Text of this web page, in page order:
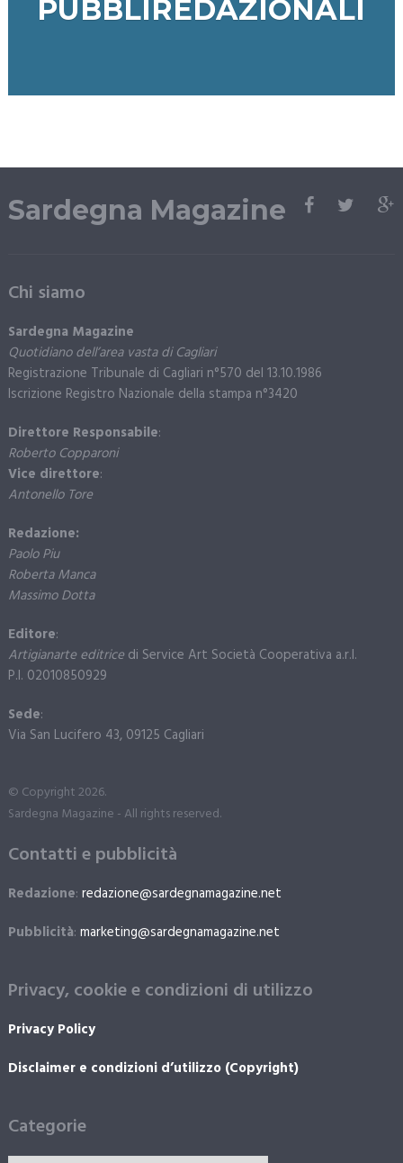
PUBBLIREDAZIONALI
Sardegna Magazine
Chi siamo
Sardegna Magazine
Quotidiano dell’area vasta di Cagliari
Registrazione Tribunale di Cagliari n°570 del 13.10.1986
Iscrizione Registro Nazionale della stampa n°3420
Direttore Responsabile:
Roberto Copparoni
Vice direttore:
Antonello Tore
Redazione:
Paolo Piu
Roberta Manca
Massimo Dotta
Editore:
Artigianarte editricedi Service Art Società Cooperativa a.r.l.
P.I. 02010850929
Sede:
Via San Lucifero 43, 09125 Cagliari
© Copyright 2026.
Sardegna Magazine - All rights reserved.
Contatti e pubblicità
Redazione: redazione@sardegnamagazine.net
Pubblicità: marketing@sardegnamagazine.net
Privacy, cookie e condizioni di utilizzo
Privacy Policy
Disclaimer e condizioni d’utilizzo (Copyright)
Categorie